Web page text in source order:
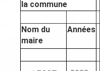
la commune
Nom du
maire
Années